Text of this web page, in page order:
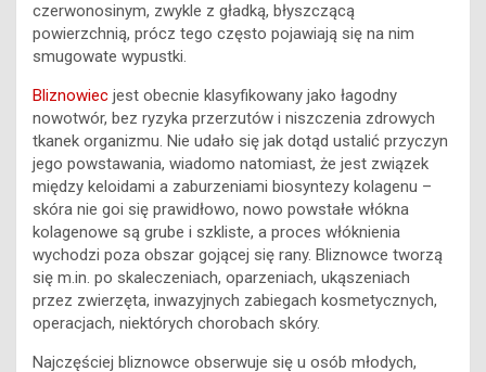
czerwonosinym, zwykle z gładką, błyszczącą
powierzchnią, prócz tego często pojawiają się na nim
smugowate wypustki.
Bliznowiec jest obecnie klasyfikowany jako łagodny
nowotwór, bez ryzyka przerzutów i niszczenia zdrowych
tkanek organizmu. Nie udało się jak dotąd ustalić przyczyn
jego powstawania, wiadomo natomiast, że jest związek
między keloidami a zaburzeniami biosyntezy kolagenu –
skóra nie goi się prawidłowo, nowo powstałe włókna
kolagenowe są grube i szkliste, a proces włóknienia
wychodzi poza obszar gojącej się rany. Bliznowce tworzą
się m.in. po skaleczeniach, oparzeniach, ukąszeniach
przez zwierzęta, inwazyjnych zabiegach kosmetycznych,
operacjach, niektórych chorobach skóry.
Najczęściej bliznowce obserwuje się u osób młodych,